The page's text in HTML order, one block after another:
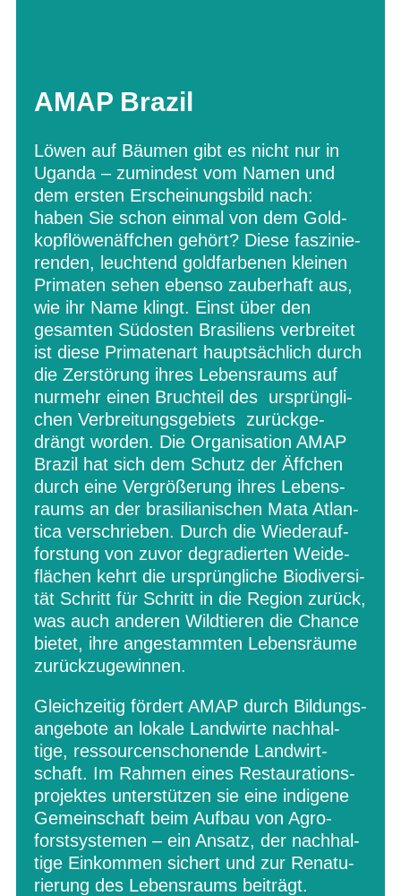
AMAP Brazil
Löwen auf Bäu­men gibt es nicht nur in
Uganda – zumin­dest vom Namen und
dem ers­ten Erschei­nungs­bild nach:
haben Sie schon ein­mal von dem Gold­
kopf­lö­wen­äff­chen gehört? Diese fas­zi­nie­
ren­den, leuch­tend gold­far­be­nen klei­nen
Pri­ma­ten sehen ebenso zau­ber­haft aus,
wie ihr Name klingt. Einst über den
gesam­ten Süd­os­ten Bra­si­li­ens ver­brei­tet
ist diese Pri­ma­ten­art haupt­säch­lich durch
die Zer­stö­rung ihres Lebens­raums auf
nur­mehr einen Bruch­teil des ursprüng­li­
chen Ver­brei­tungs­ge­biets zurück­ge­
drängt wor­den. Die Orga­ni­sa­tion AMAP
Bra­zil hat sich dem Schutz der Äff­chen
durch eine Ver­grö­ße­rung ihres Lebens­
raums an der bra­si­lia­ni­schen Mata Atlan­
tica ver­schrie­ben. Durch die Wie­der­auf­
fors­tung von zuvor degra­dier­ten Wei­de­
flä­chen kehrt die ursprüng­li­che Bio­di­ver­si­
tät Schritt für Schritt in die Region zurück,
was auch ande­ren Wild­tie­ren die Chance
bie­tet, ihre ange­stamm­ten Lebens­räume
zurückzugewinnen.
Gleich­zei­tig för­dert AMAP durch Bil­dungs­
an­ge­bote an lokale Land­wirte nach­hal­
tige, res­sour­cen­scho­nende Land­wirt­
schaft. Im Rah­men eines Restau­ra­ti­ons­
pro­jek­tes unter­stüt­zen sie eine indi­gene
Gemein­schaft beim Auf­bau von Agro­
forst­sys­te­men – ein Ansatz, der nach­hal­
tige Ein­kom­men sichert und zur Rena­tu­
rie­rung des Lebens­raums beiträgt.